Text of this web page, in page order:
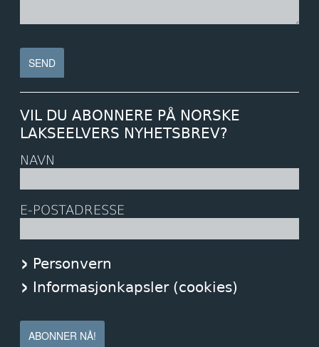
VIL DU ABONNERE PÅ NORSKE
LAKSEELVERS NYHETSBREV?
NAVN
E-POSTADRESSE
Personvern
Informasjonkapsler (cookies)